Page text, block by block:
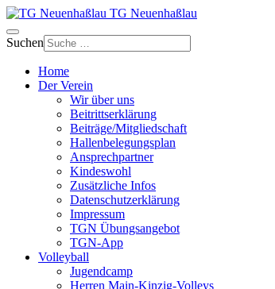
TG Neuenhaßlau
Suchen
Home
Der Verein
Wir über uns
Beitrittserklärung
Beiträge/Mitgliedschaft
Hallenbelegungsplan
Ansprechpartner
Kindeswohl
Zusätzliche Infos
Datenschutzerklärung
Impressum
TGN Übungsangebot
TGN-App
Volleyball
Jugendcamp
Herren Main-Kinzig-Volleys